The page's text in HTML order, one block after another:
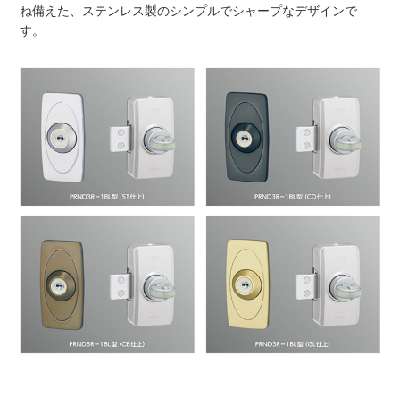
ね備えた、ステンレス製のシンプルでシャープなデザインで
す。